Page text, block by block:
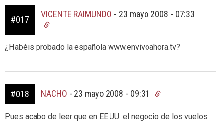
#017
VICENTE RAIMUNDO - 23 mayo 2008 - 07:33
¿Habéis probado la española www.envivoahora.tv?
#018 NACHO - 23 mayo 2008 - 09:31
Pues acabo de leer que en EE.UU. el negocio de los vuelos